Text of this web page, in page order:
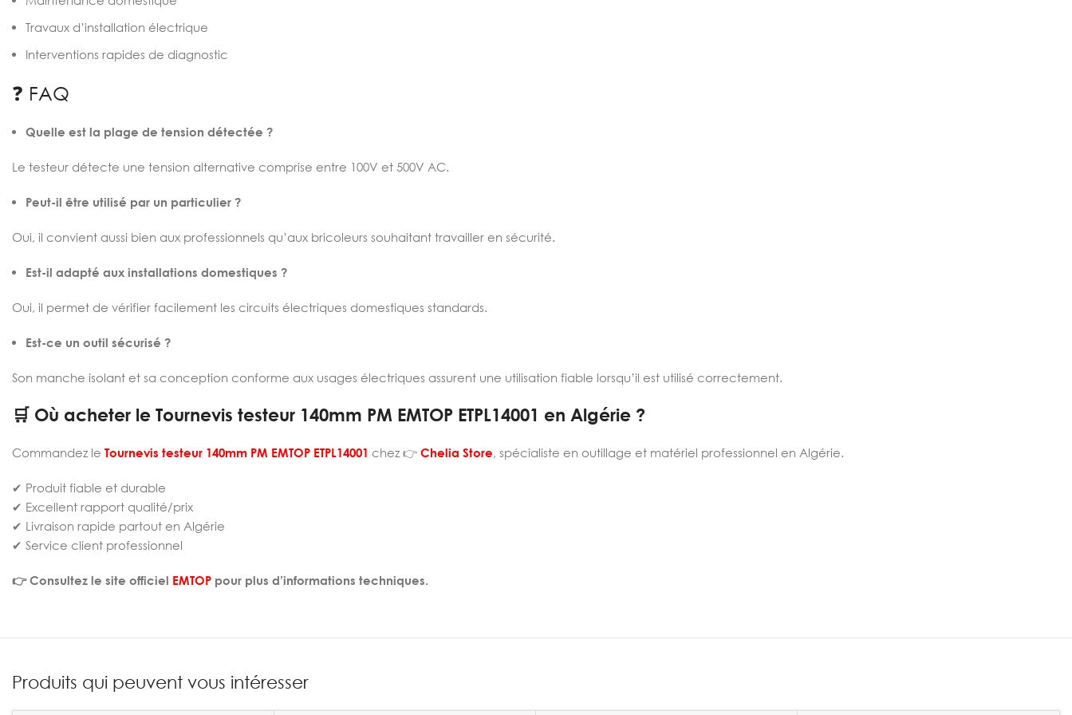
Travaux d’installation électrique
Interventions rapides de diagnostic
❓ FAQ
Quelle est la plage de tension détectée ?
Le testeur détecte une tension alternative comprise entre 100V et 500V AC.
Peut-il être utilisé par un particulier ?
Oui, il convient aussi bien aux professionnels qu’aux bricoleurs souhaitant travailler en sécurité.
Est-il adapté aux installations domestiques ?
Oui, il permet de vérifier facilement les circuits électriques domestiques standards.
Est-ce un outil sécurisé ?
Son manche isolant et sa conception conforme aux usages électriques assurent une utilisation fiable lorsqu’il est utilisé correctement.
🛒 Où acheter le Tournevis testeur 140mm PM EMTOP ETPL14001 en Algérie ?
Commandez le Tournevis testeur 140mm PM EMTOP ETPL14001 chez 👉 Chelia Store, spécialiste en outillage et matériel professionnel en Algérie.
✔ Produit fiable et durable
✔ Excellent rapport qualité/prix
✔ Livraison rapide partout en Algérie
✔ Service client professionnel
👉 Consultez le site officiel EMTOP pour plus d’informations techniques.
Produits qui peuvent vous intéresser